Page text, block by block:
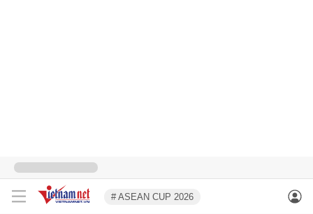
# ASEAN CUP 2026